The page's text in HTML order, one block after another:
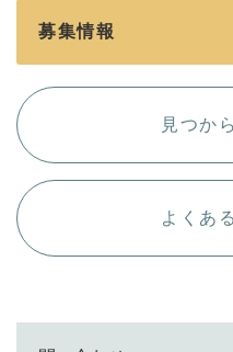
募集情報
見つか
よくあ